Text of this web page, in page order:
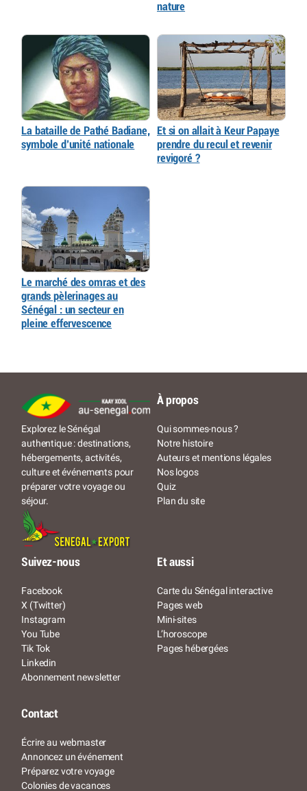
nature
La bataille de Pathé Badiane,
symbole d’unité nationale
Et si on allait à Keur Papaye
prendre du recul et revenir
revigoré ?
Le marché des omras et des
grands pèlerinages au
Sénégal : un secteur en
pleine effervescence
Explorez le Sénégal
authentique : destinations,
hébergements, activités,
culture et événements pour
préparer votre voyage ou
séjour.
À propos
Qui sommes-nous ?
Notre histoire
Auteurs et mentions légales
Nos logos
Quiz
Plan du site
Suivez-nous
Facebook
X (Twitter)
Instagram
You Tube
Tik Tok
Linkedin
Abonnement newsletter
Et aussi
Carte du Sénégal interactive
Pages web
Mini-sites
L’horoscope
Pages hébergées
Contact
Écrire au webmaster
Annoncez un événement
Préparez votre voyage
Colonies de vacances